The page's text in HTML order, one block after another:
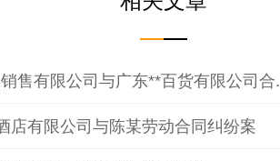
售有限公司与广东**百货有限公司合
店有限公司与陈某劳动合同纠纷案